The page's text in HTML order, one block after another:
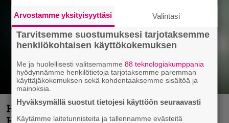
Helloween- ja Gamma Ray -mies Kai
Hansen julkaisi uuden maistiaisen
Arvostamme yksityisyyttäsi Valintasi
Tarvitsemme suostumuksesi tarjotaksemme
henkilökohtaisen käyttökokemuksen
Me ja huolellisesti valitsemamme88 teknologiakumppania
hyödynnämme henkilötietoja tarjotaksemme paremman
käyttäjäkokemuksen sekä kohdentaaksemme sisältöä ja
mainoksia.
Hyväksymällä suostut tietojesi käyttöön seuraavasti
Käytämme laitetunnisteita ja tallennamme evästeitä